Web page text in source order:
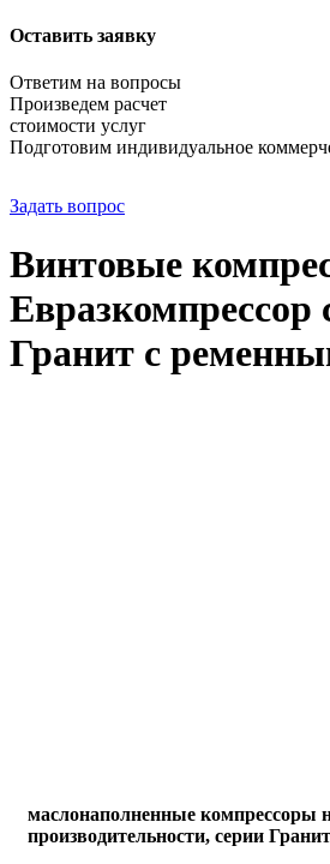
Оставить заявку
Ответим на вопросы
Произведем расчет
стоимости услуг
Подготовим индивидуальное
Задать вопрос
Винтовые
Евразкомпрессор
Гранит с
маслонаполненные компрессоры
производительности, серии